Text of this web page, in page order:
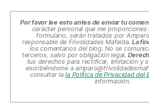
Por favor lee esto antes de enviar tu
carácter personal que me proporciones
formulario, serán tratados por
responsable de Frivolidades Mafalda. La
los comentarios del blog. No se
terceros, salvo por obligación legal.
tus derechos para rectificar, limitación y
escribiéndome a
consultar lala Política de Privacidad del
información.